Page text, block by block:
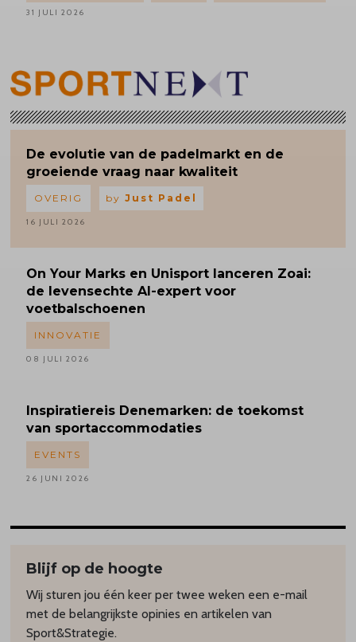
31 JULI 2026
De evolutie van de padelmarkt en de
groeiende vraag naar kwaliteit
OVERIG by Just Padel
16 JULI 2026
On Your Marks en Unisport lanceren Zoai:
de levensechte AI-expert voor
voetbalschoenen
INNOVATIE
08 JULI 2026
Inspiratiereis Denemarken: de toekomst
van sportaccommodaties
EVENTS
26 JUNI 2026
Blijf op de hoogte
Wij sturen jou één keer per twee weken een e-mail
met de belangrijkste opinies en artikelen van
Sport&Strategie.